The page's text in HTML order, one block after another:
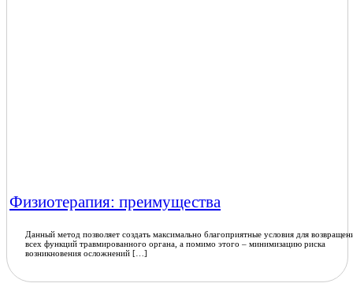
Физиотерапия: преимущества
Данный метод позволяет создать максимально благоприятные условия для
всех функций травмированного органа, а помимо этого – минимизацию риска
возникновения осложнений […]